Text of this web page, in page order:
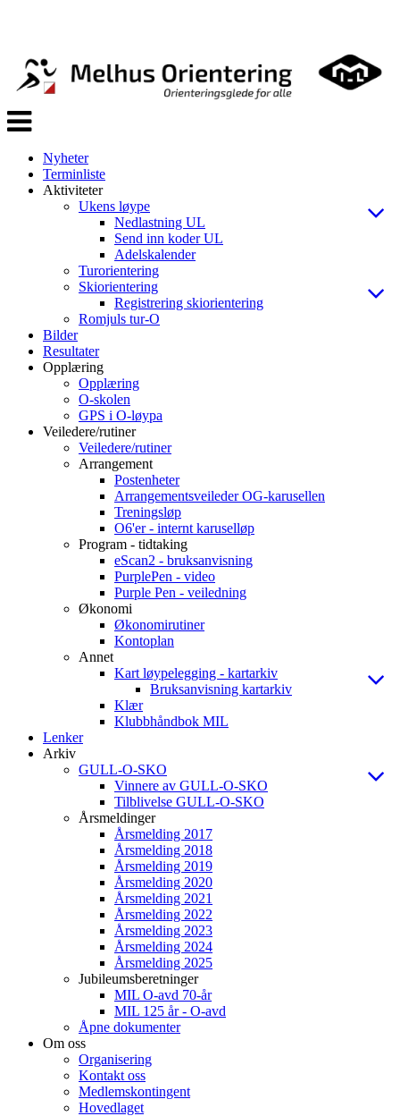
Veksle
navigasjon
Nyheter
Terminliste
Aktiviteter
Ukens løype
Nedlastning UL
Send inn koder UL
Adelskalender
Turorientering
Skiorientering
Registrering skiorientering
Romjuls tur-O
Bilder
Resultater
Opplæring
Opplæring
O-skolen
GPS i O-løypa
Veiledere/rutiner
Veiledere/rutiner
Arrangement
Postenheter
Arrangementsveileder OG-karusellen
Treningsløp
O6'er - internt karuselløp
Program - tidtaking
eScan2 - bruksanvisning
PurplePen - video
Purple Pen - veiledning
Økonomi
Økonomirutiner
Kontoplan
Annet
Kart løypelegging - kartarkiv
Bruksanvisning kartarkiv
Klær
Klubbhåndbok MIL
Lenker
Arkiv
GULL-O-SKO
Vinnere av GULL-O-SKO
Tilblivelse GULL-O-SKO
Årsmeldinger
Årsmelding 2017
Årsmelding 2018
Årsmelding 2019
Årsmelding 2020
Årsmelding 2021
Årsmelding 2022
Årsmelding 2023
Årsmelding 2024
Årsmelding 2025
Jubileumsberetninger
MIL O-avd 70-år
MIL 125 år - O-avd
Åpne dokumenter
Om oss
Organisering
Kontakt oss
Medlemskontingent
Hovedlaget